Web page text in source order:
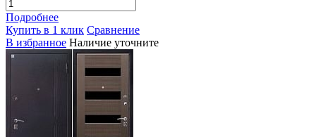
Подробнее
Купить в 1 клик Сравнение
В избранное Наличие уточните